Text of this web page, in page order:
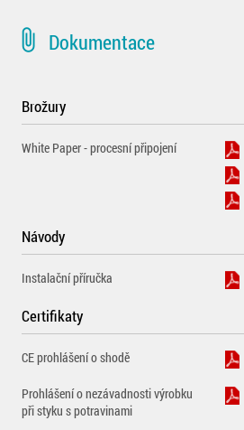
attach_file Dokumentace
Brožury
White Paper - procesní připojení
Návody
Instalační příručka
Certifikaty
CE prohlášení o shodě
Prohlášení o nezávadnosti výrobku
při styku s potravinami